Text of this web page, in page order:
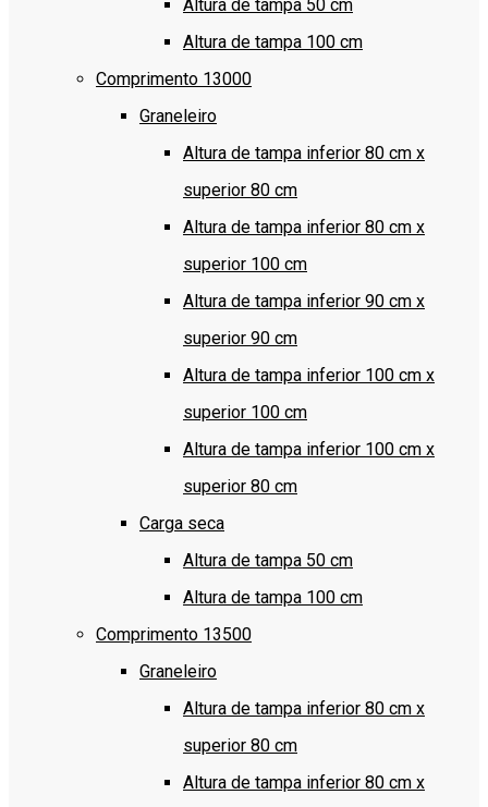
Altura de tampa 50 cm
Altura de tampa 100 cm
Comprimento 13000
Graneleiro
Altura de tampa inferior 80 cm x
superior 80 cm
Altura de tampa inferior 80 cm x
superior 100 cm
Altura de tampa inferior 90 cm x
superior 90 cm
Altura de tampa inferior 100 cm x
superior 100 cm
Altura de tampa inferior 100 cm x
superior 80 cm
Carga seca
Altura de tampa 50 cm
Altura de tampa 100 cm
Comprimento 13500
Graneleiro
Altura de tampa inferior 80 cm x
superior 80 cm
Altura de tampa inferior 80 cm x